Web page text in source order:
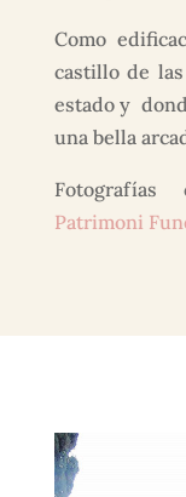
Como
castillo de
estado y
una bella
Patrimoni